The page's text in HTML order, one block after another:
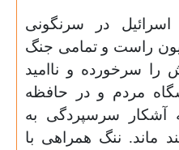
در سرنگونی
راست و تمامی جنگ
را سرخورده و ناامید
مردم و در حافظه
آشکار سرسپردگی به
ماند. ننگ همراهی با